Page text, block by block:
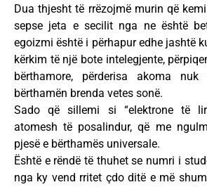
Dua thjesht të rrëzojmë murin që
sepse jeta e secilit nga ne është
egoizmi është i përhapur edhe jashtë
kërkim të një bote intelegjente,
bërthamore, përderisa akoma
bërthamën brenda vetes sonë.
Sado që sillemi si “elektrone të
atomesh të posalindur, që me
pjesë e bërthamës universale.
Është e rëndë të thuhet se numri i
nga ky vend rritet çdo ditë e më